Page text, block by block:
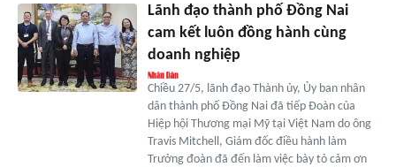
Lãnh đạo thành phố Đồng Nai
cam kết luôn đồng hành cùng
doanh nghiệp
Chiều 27/5, lãnh đạo Thành ủy, Ủy ban nhân
dân thành phố Đồng Nai đã tiếp Đoàn của
Hiệp hội Thương mại Mỹ tại Việt Nam do ông
Travis Mitchell, Giám đốc điều hành làm
Trưởng đoàn đã đến làm việc bày tỏ cảm ơn